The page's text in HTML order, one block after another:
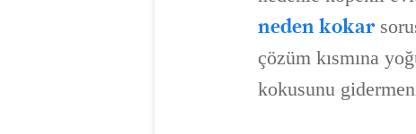
neden kokar
çözüm kısmına
kokusunu